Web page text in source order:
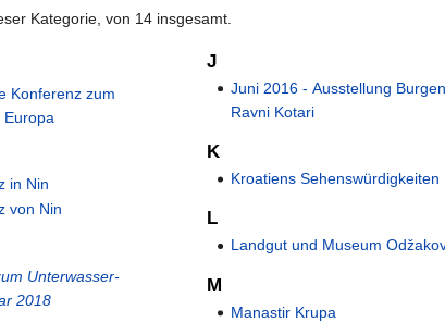
Kategorie, von 14 insgesamt.
Konferenz zum
Europa
in Nin
von Nin
Unterwasser-
2018
J
Juni 2016 - Ausstellung
Ravni Kotari
K
Kroatiens Sehenswürdigkeiten
L
Landgut und Museum
M
Manastir Krupa